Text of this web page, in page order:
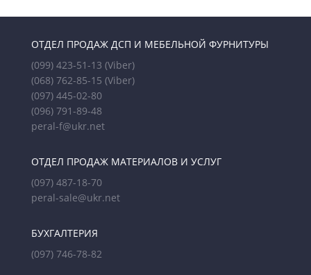
ОТДЕЛ ПРОДАЖ ДСП И МЕБЕЛЬНОЙ ФУРНИТУРЫ
(099) 423-51-13 (Viber)
(068) 762-85-15 (Viber)
(097) 445-02-80
(096) 791-89-48
peral-f@ukr.net
ОТДЕЛ ПРОДАЖ МАТЕРИАЛОВ И УСЛУГ
(097) 487-18-70
peral-sale@ukr.net
БУХГАЛТЕРИЯ
(097) 746-78-82